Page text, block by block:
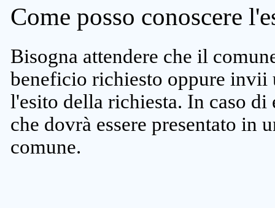
Come posso conoscere
Bisogna attendere che il
beneficio richiesto oppure invii
l'esito della richiesta. In caso
che dovrà essere presentato in
comune.